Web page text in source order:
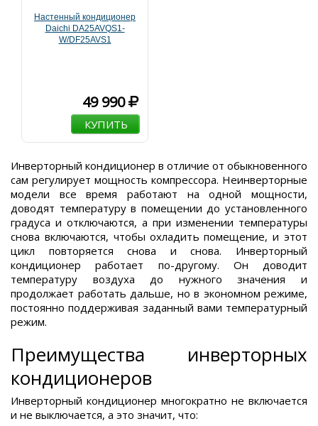
Настенный кондиционер
Daichi DA25AVQS1-
W/DF25AVS1
49 990
КУПИТЬ
Инверторный кондиционер в отличие от обыкновенного
сам регулирует мощность компрессора. Неинверторные
модели все время работают на одной мощности,
доводят температуру в помещении до установленного
градуса и отключаются, а при изменении температуры
снова включаются, чтобы охладить помещение, и этот
цикл повторяется снова и снова. Инверторный
кондиционер работает по-другому. Он доводит
температуру воздуха до нужного значения и
продолжает работать дальше, но в экономном режиме,
постоянно поддерживая заданный вами температурный
режим.
Преимущества инверторных
кондиционеров
Инверторный кондиционер многократно не включается
и не выключается, а это значит, что: